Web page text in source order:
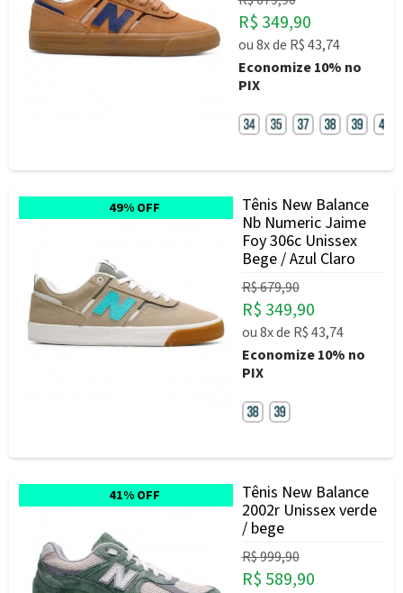
R$ 349,90
ou8xde R$ 43,74
Economize10% no
PIX
49% OFF
Tênis New Balance
Nb Numeric Jaime
Foy 306c Unissex
Bege / Azul Claro
R$ 679,90
R$ 349,90
ou8xde R$ 43,74
Economize10% no
PIX
41% OFF
Tênis New Balance
2002r Unissex verde
/ bege
R$ 999,90
R$ 589,90